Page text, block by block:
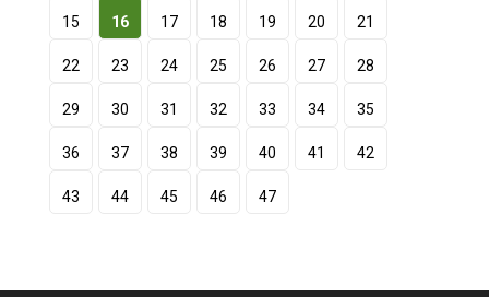
15 16 17 18 19 20 21
22 23 24 25 26 27 28
29 30 31 32 33 34 35
36 37 38 39 40 41 42
43 44 45 46 47